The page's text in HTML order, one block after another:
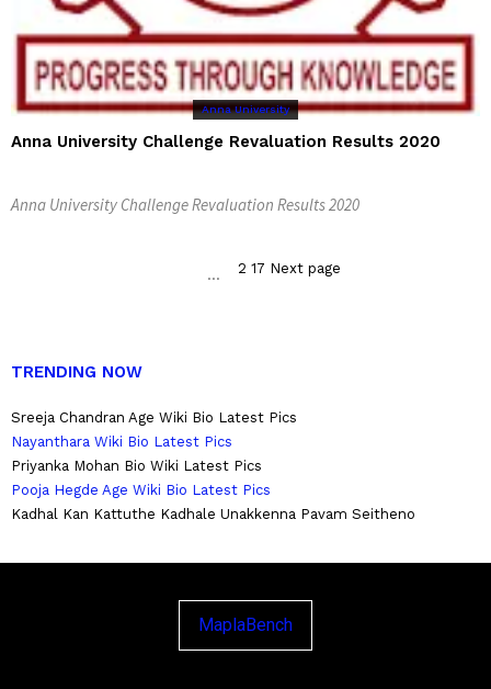
Anna University
Anna University Challenge Revaluation Results 2020
Anna University Challenge Revaluation Results 2020
Posts Page
2
… Page
17 Next page
TRENDING NOW
Sreeja Chandran Age Wiki Bio Latest Pics
Nayanthara Wiki Bio Latest Pics
Priyanka Mohan Bio Wiki Latest Pics
Pooja Hegde Age Wiki Bio Latest Pics
Kadhal Kan Kattuthe Kadhale Unakkenna Pavam Seitheno
MaplaBench